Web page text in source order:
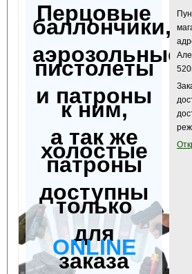
Перцовые
баллончики,
аэрозольные
пистолеты
и патроны
к ним,
а так же
холостые
патроны
доступны
только
для
ONLINE
заказа